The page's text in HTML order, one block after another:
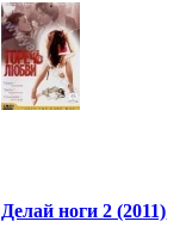
Делай ноги 2 (2011)